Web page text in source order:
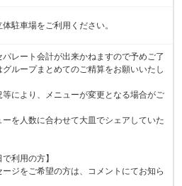
駐車場をご利用ください。
パレート会計が出来かねますので予めご了
ループまとめてのご精算をお願いいたし
等により、メニューが変更となる場合がご
ーを人数に合わせて大皿でシェアしていた
利用の方】
ージをご希望の方は、コメントにてお知ら